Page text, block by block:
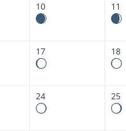
Colombia.
10 11
17 18
24 25